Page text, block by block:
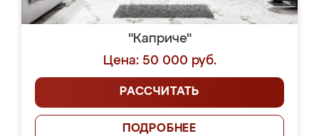
"Каприче"
Цена: 50 000 руб.
РАССЧИТАТЬ
ПОДРОБНЕЕ